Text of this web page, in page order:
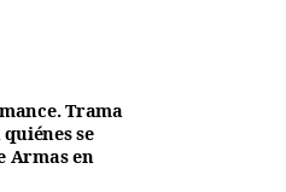
Trama
se
Armas en